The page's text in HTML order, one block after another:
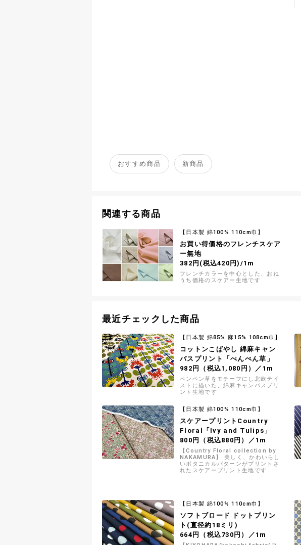
おすすめ商品 新商品
関連する商品
【日本製 綿100% 110cm巾】
お買い得価格のフレンチスケア
ー無地
382円(税込420円)/1m
フレンチカラーを中心とした、おね
うち価格のスケアー生地です
最近チェックした商品
【日本製 綿85% 麻15% 108cm巾】
コットンこばやし 綿麻キャン
バスプリント「ぺんぺん草」
982円（税込1,080円）／1m
ペンペン草をモチーフにし北欧テイ
ストに描いた、綿麻キャンバスプリ
ント生地です
【日本製 綿100% 110cm巾】
スケアープリントCountry
Floral「Ivy and Tulips」
800円（税込880円）／1m
【Country Floral collection by
NAKAMURA】 美しく、かわいらし
いボタニカルパターンがプリントさ
れたスケアープリント生地です
【日本製 綿100% 110cm巾】
ソフトブロード ドットプリン
ト(直径約18ミリ)
664円（税込730円）／1m